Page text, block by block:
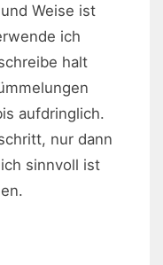
Weise ist
ich
halt
aufdringlich.
nur dann
sinnvoll ist